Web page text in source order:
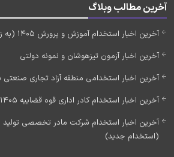
آخرین مطالب وبلاگ
آخرین اخبار استخدام آموزش و پرورش 1405 (به زودی)
آخرین اخبار آزمون تیزهوشان و نمونه دولتی
آخرین اخبار استخدامی منطقه آزاد تجاری صنعتی 1405
آخرین اخبار استخدام کادر اداری قوه قضاییه 1405 (به زودی)
(استخدام جدید)